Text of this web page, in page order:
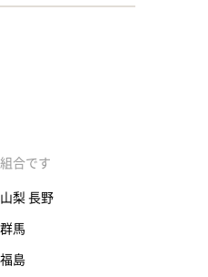
合です
梨 長野
馬
島